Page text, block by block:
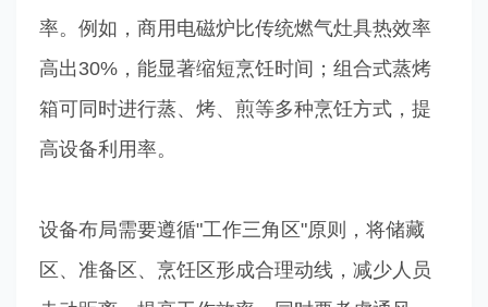
率。例如，商用电磁炉比传统燃气灶具热效率
高出30%，能显著缩短烹饪时间；组合式蒸烤
箱可同时进行蒸、烤、煎等多种烹饪方式，提
高设备利用率。
设备布局需要遵循"工作三角区"原则，将储藏
区、准备区、烹饪区形成合理动线，减少人员